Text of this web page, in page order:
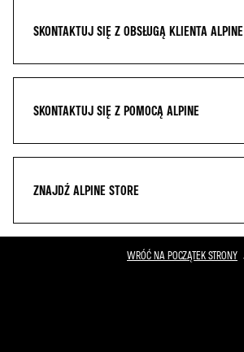
SKONTAKTUJ SIĘ Z OBSŁUGĄ KLIENTA ALPINE
SKONTAKTUJ SIĘ Z POMOCĄ ALPINE
ZNAJDŹ ALPINE STORE
WRÓĆ NA POCZĄTEK STRONY